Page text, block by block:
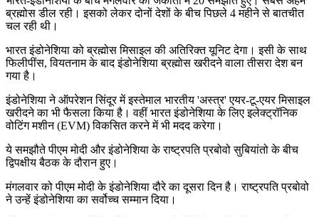
ब्रह्मोस डील रही। इसको लेकर दोनों देशों के बीच पिछले 4 महीने से बातचीत
चल रही थी।
भारत इंडोनेशिया को ब्रह्मोस मिसाइल की अतिरिक्त यूनिट देगा। इसी के साथ
फिलीपींस, वियतनाम के बाद इंडोनेशिया ब्रह्मोस खरीदने वाला तीसरा देश बन
गया है।
इंडोनेशिया ने ऑपरेशन सिंदूर में इस्तेमाल भारतीय 'अस्त्र' एयर-टू-एयर मिसाइल
खरीदने का भी फैसला किया है। वहीं भारत इंडोनेशिया के लिए इलेक्ट्रॉनिक
वोटिंग मशीन (EVM) विकसित करने में भी मदद करेगा।
ये समझौते पीएम मोदी और इंडोनेशिया के राष्ट्रपति प्रबोवो सुबियांतो के बीच
द्विपक्षीय बैठक के दौरान हुए।
मंगलवार को पीएम मोदी के इंडोनेशिया दौरे का दूसरा दिन है। राष्ट्रपति प्रबोवो
ने उन्हें इंडोनेशिया का सर्वोच्च सम्मान दिया।